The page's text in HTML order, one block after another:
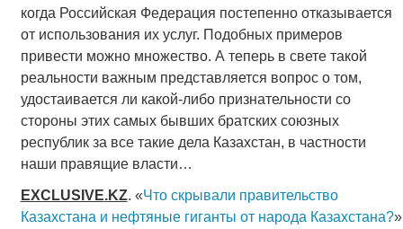
когда Российская Федерация постепенно отказывается
от использования их услуг. Подобных примеров
привести можно множество. А теперь в свете такой
реальности важным представляется вопрос о том,
удостаивается ли какой-либо признательности со
стороны этих самых бывших братских союзных
республик за все такие дела Казахстан, в частности
наши правящие власти…
EXCLUSIVE.KZ. «Что скрывали правительство
Казахстана и нефтяные гиганты от народа Казахстана?»